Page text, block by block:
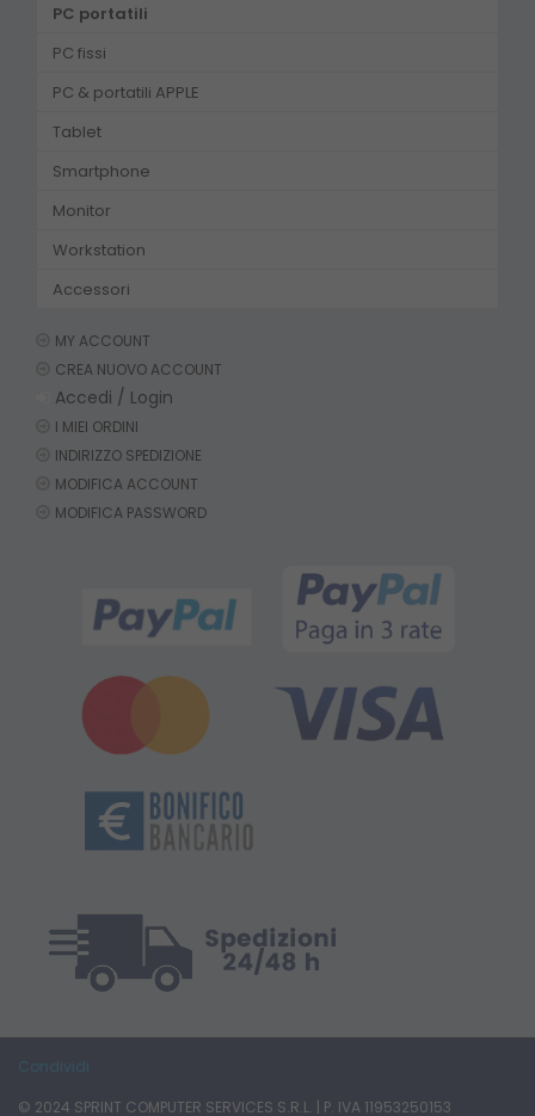
PC portatili
PC fissi
PC & portatili APPLE
Tablet
Smartphone
Monitor
Workstation
Accessori
MY ACCOUNT
CREA NUOVO ACCOUNT
Accedi / Login
I MIEI ORDINI
INDIRIZZO SPEDIZIONE
MODIFICA ACCOUNT
MODIFICA PASSWORD
Condividi
© 2024 SPRINT COMPUTER SERVICES S.R.L. | P. IVA 11953250153